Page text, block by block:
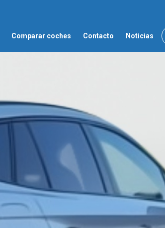
Comparar coches Contacto Noticias